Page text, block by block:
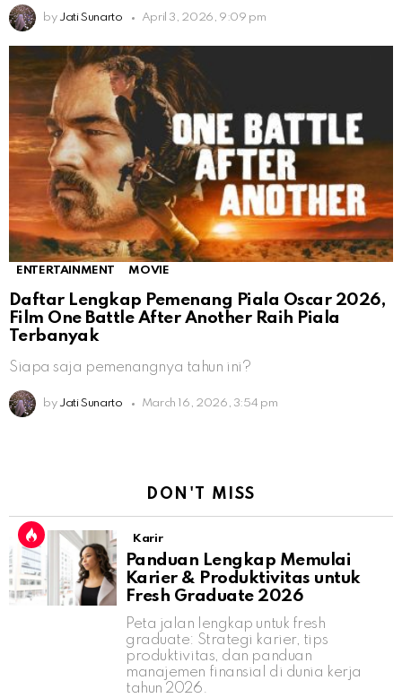
by Jati Sunarto April 3, 2026, 9:09 pm
ENTERTAINMENT MOVIE
Daftar Lengkap Pemenang Piala Oscar 2026,
Film One Battle After Another Raih Piala
Terbanyak
Siapa saja pemenangnya tahun ini?
by Jati Sunarto March 16, 2026, 3:54 pm
DON'T MISS
Karir
Panduan Lengkap Memulai
Karier & Produktivitas untuk
Fresh Graduate 2026
Peta jalan lengkap untuk fresh
graduate: Strategi karier, tips
produktivitas, dan panduan
manajemen finansial di dunia kerja
tahun 2026.